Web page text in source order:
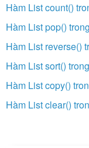
Hàm List count()
Hàm List pop()
Hàm List reverse()
Hàm List sort()
Hàm List copy()
Hàm List clear()